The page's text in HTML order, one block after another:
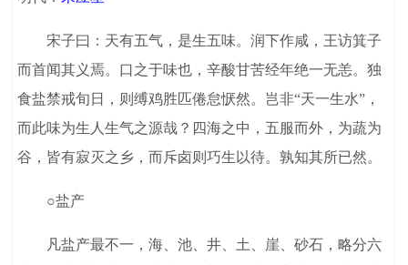
宋子曰：天有五气，是生五味。润下作咸，王访箕子
而首闻其义焉。口之于味也，辛酸甘苦经年绝一无恙。独
食盐禁戒旬日，则缚鸡胜匹倦怠恹然。岂非“天一生水”，
而此味为生人生气之源哉？四海之中，五服而外，为蔬为
谷，皆有寂灭之乡，而斥卤则巧生以待。孰知其所已然。
○盐产
凡盐产最不一，海、池、井、土、崖、砂石，略分六